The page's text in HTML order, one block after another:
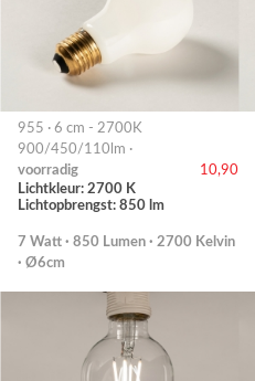
955 · 6 cm - 2700K
900/450/110lm ·
voorradig
10,90
Lichtkleur: 2700 K
Lichtopbrengst: 850 lm
7 Watt · 850 Lumen · 2700 Kelvin
· Ø6cm